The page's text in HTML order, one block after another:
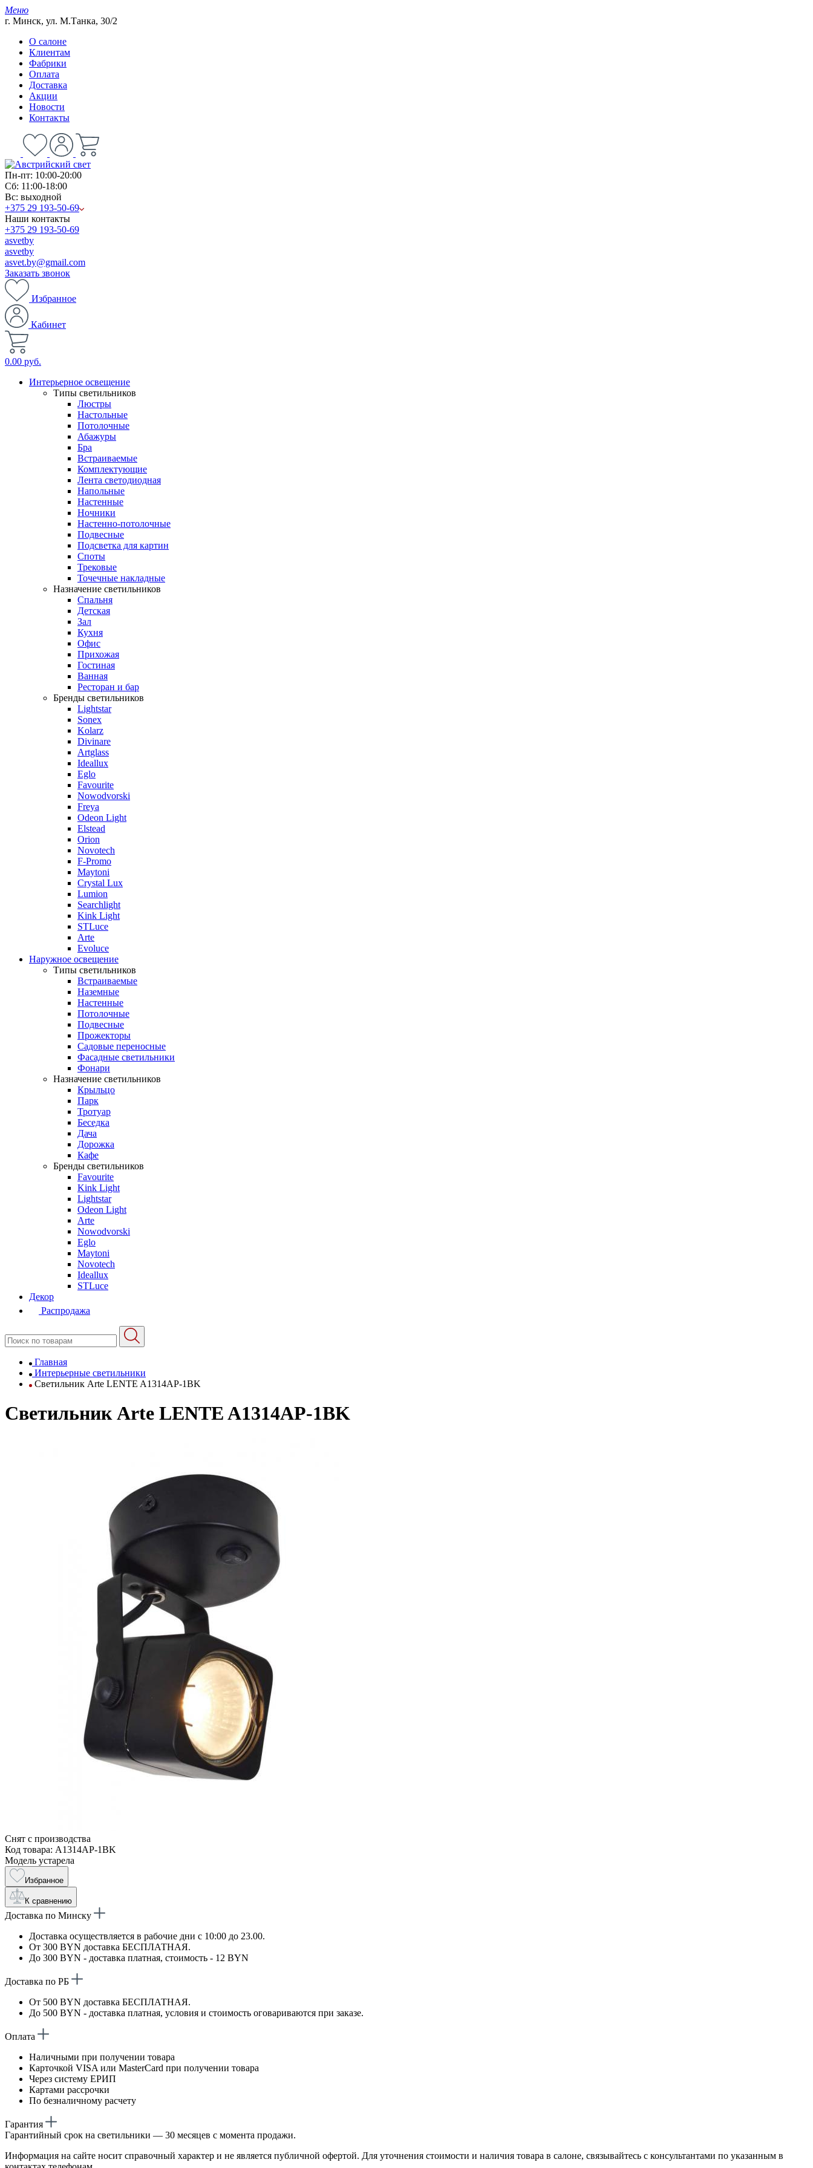
Меню
г. Минск, ул. М.Танка, 30/2
О салоне
Клиентам
Фабрики
Оплата
Доставка
Акции
Новости
Контакты
Пн-пт: 10:00-20:00
Сб: 11:00-18:00
Вс: выходной
+375 29 193-50-69
Наши контакты
+375 29 193-50-69
asvetby
asvetby
asvet.by@gmail.com
Заказать звонок
Избранное
Кабинет
0.00 руб.
Интерьерное освещение
Типы светильников
Люстры
Настольные
Потолочные
Абажуры
Бра
Встраиваемые
Комплектующие
Лента светодиодная
Напольные
Настенные
Ночники
Настенно-потолочные
Подвесные
Подсветка для картин
Споты
Трековые
Точечные накладные
Назначение светильников
Спальня
Детская
Зал
Кухня
Офис
Прихожая
Гостиная
Ванная
Ресторан и бар
Бренды светильников
Lightstar
Sonex
Kolarz
Divinare
Artglass
Ideallux
Eglo
Favourite
Nowodvorski
Freya
Odeon Light
Elstead
Orion
Novotech
F-Promo
Maytoni
Crystal Lux
Lumion
Searchlight
Kink Light
STLuce
Arte
Evoluce
Наружное освещение
Типы светильников
Встраиваемые
Наземные
Настенные
Потолочные
Подвесные
Прожекторы
Садовые переносные
Фасадные светильники
Фонари
Назначение светильников
Крыльцо
Парк
Тротуар
Беседка
Дача
Дорожка
Кафе
Бренды светильников
Favourite
Kink Light
Lightstar
Odeon Light
Arte
Nowodvorski
Eglo
Maytoni
Novotech
Ideallux
STLuce
Декор
Распродажа
Главная
Интерьерные светильники
Светильник Arte LENTE A1314AP-1BK
Светильник Arte LENTE A1314AP-1BK
Снят с производства
Код товара: A1314AP-1BK
Модель устарела
Избранное
К сравнению
Доставка по Минску
Доставка осуществляется в рабочие дни с 10:00 до 23.00.
От 300 BYN доставка БЕСПЛАТНАЯ.
До 300 BYN - доставка платная, стоимость - 12 BYN
Доставка по РБ
От 500 BYN доставка БЕСПЛАТНАЯ.
До 500 BYN - доставка платная, условия и стоимость оговариваются при заказе.
Оплата
Наличными при получении товара
Карточкой VISA или MasterCard при получении товара
Через систему ЕРИП
Картами рассрочки
По безналичному расчету
Гарантия
Гарантийный срок на светильники — 30 месяцев с момента продажи.
Информация на сайте носит справочный характер и не является публичной офертой. Для уточнения стоимости и наличия товара в салоне, связывайтесь с консультантами по указанным в